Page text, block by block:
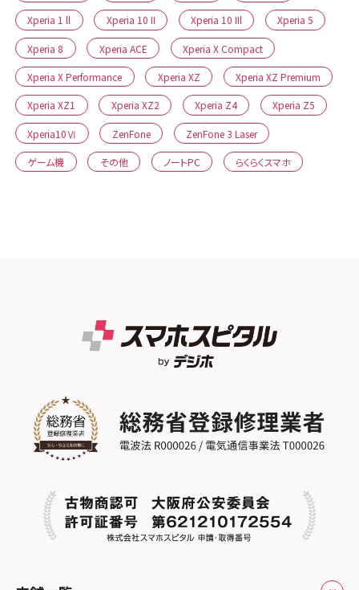
Xperia 1 ll Xperia 10 II Xperia 10 IIl Xperia 5
Xperia 8 Xperia ACE Xperia X Compact
Xperia X Performance Xperia XZ Xperia XZ Premium
Xperia XZ1 Xperia XZ2 Xperia Z4 Xperia Z5
Xperia10Ⅵ ZenFone ZenFone 3 Laser
ゲーム機 その他 ノートPC らくらくスマホ